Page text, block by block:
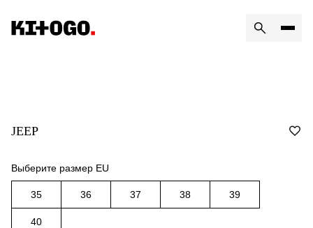
JEEP
Выберите размер EU
35 36 37 38 39
40